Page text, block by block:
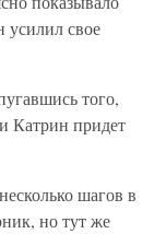
усилил свое
того,
Катрин придет
шагов в
но тут же